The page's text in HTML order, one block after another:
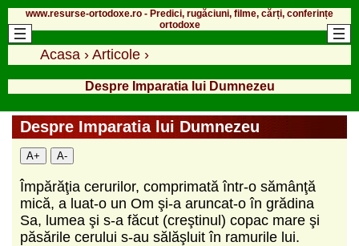
www.resurse-ortodoxe.ro - Predici, rugăciuni, filme, cărți, conferințe
ortodoxe
Acasa › Articole ›
Despre Imparatia lui Dumnezeu
Despre Imparatia lui Dumnezeu
A+ A-
Împărăţia cerurilor, comprimată într-o sămânţă
mică, a luat-o un Om şi-a aruncat-o în grădina
Sa, lumea şi s-a făcut (creştinul) copac mare şi
păsările cerului s-au sălăşluit în ramurile lui.